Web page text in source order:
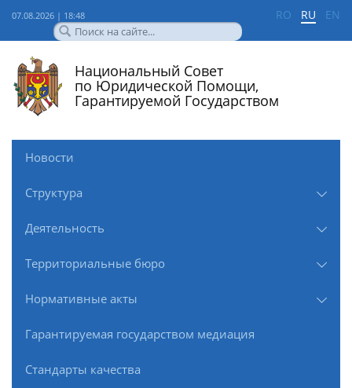
07.08.2026 | 18:48 RO RU EN
Национальный Совет
по Юридической Помощи,
Гарантируемой Государством
Новости
Структура
Деятельность
Территориальные бюро
Нормативные акты
Гарантируемая государством медиация
Стандарты качества